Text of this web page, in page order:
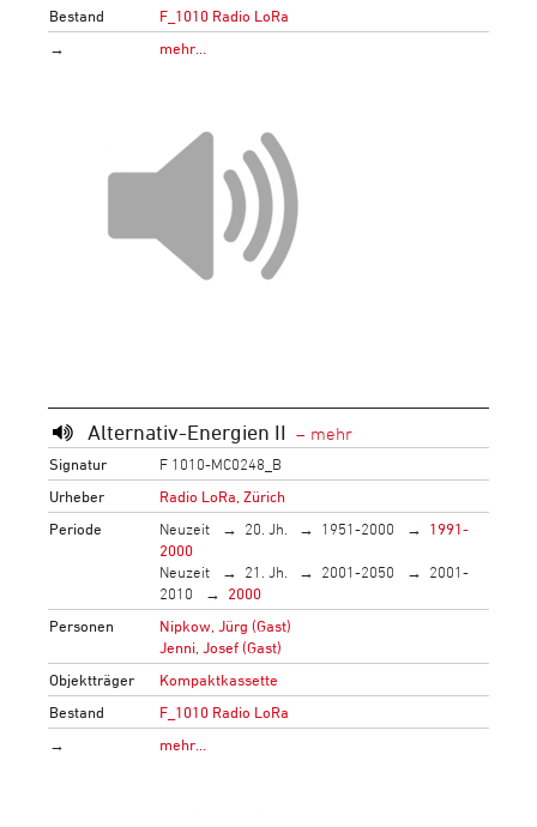
Bestand
F_1010 Radio LoRa
→
mehr…
Alternativ-Energien II
Signatur
F 1010-MC0248_B
Urheber
Radio LoRa, Zürich
Periode
Neuzeit 20. Jh. 1951-2000
1991-
2000
Neuzeit
21. Jh. 2001-2050
2001-
2010
2000
Personen
Nipkow, Jürg (Gast)
Jenni, Josef (Gast)
Objektträger
Kompaktkassette
Bestand
F_1010 Radio LoRa
→
mehr…